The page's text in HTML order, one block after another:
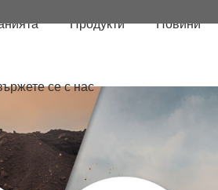
Продукти Новини
се с нас